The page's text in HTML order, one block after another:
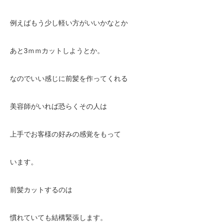
例えばもう少し軽い方がいいかなとか
あと3ｍｍカットしようとか。
なのでいい感じに前髪を作ってくれる
美容師がいれば恐らくその人は
上手でお客様の好みの感覚をもって
います。
前髪カットするのは
慣れていても結構緊張します。